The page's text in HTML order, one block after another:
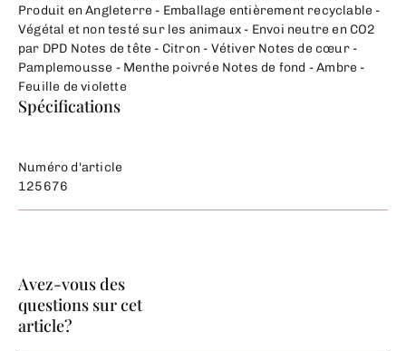
Produit en Angleterre - Emballage entièrement recyclable -
Végétal et non testé sur les animaux - Envoi neutre en CO2
par DPD Notes de tête - Citron - Vétiver Notes de cœur -
Pamplemousse - Menthe poivrée Notes de fond - Ambre -
Feuille de violette
Spécifications
Numéro d'article
125676
Avez-vous des
questions sur cet
article?